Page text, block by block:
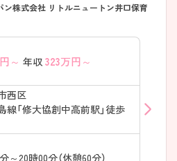
株式会社 リトルニュートン井口保育
～ 年収 323万円～
西区
線「修大協創中高前駅」徒歩
～20時00分（休憩60分）